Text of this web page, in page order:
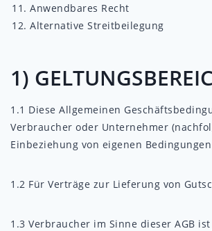
Anwendbares Recht
Alternative Streitbeilegung
1)
1.1 Diese Allgemeinen
Verbraucher oder Unternehmer
Einbeziehung von eigenen
1.2 Für Verträge zur Lieferung von
1.3 Verbraucher im Sinne dieser AGB